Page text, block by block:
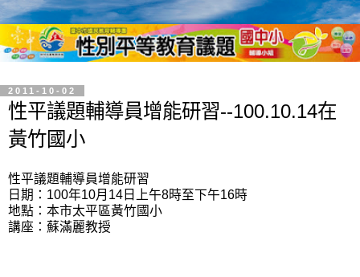
2011-10-02
性平議題輔導員增能研習--100.10.14在
黃竹國小
性平議題輔導員增能研習
日期：100年10月14日上午8時至下午16時
地點：本市太平區黃竹國小
講座：蘇滿麗教授